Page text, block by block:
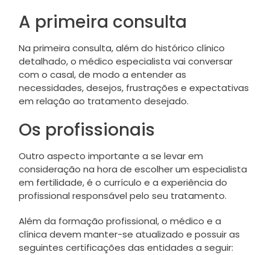
A primeira consulta
Na primeira consulta, além do histórico clínico
detalhado, o médico especialista vai conversar
com o casal, de modo a entender as
necessidades, desejos, frustrações e expectativas
em relação ao tratamento desejado.
Os profissionais
Outro aspecto importante a se levar em
consideração na hora de escolher um especialista
em fertilidade, é o currículo e a experiência do
profissional responsável pelo seu tratamento.
Além da formação profissional, o médico e a
clínica devem manter-se atualizado e possuir as
seguintes certificações das entidades a seguir: